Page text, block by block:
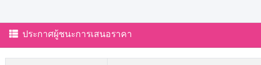
ประกาศผู้ชนะการเสนอราคา